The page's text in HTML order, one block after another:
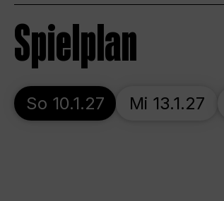
Spielplan
So 10.1.27 Mi 13.1.27